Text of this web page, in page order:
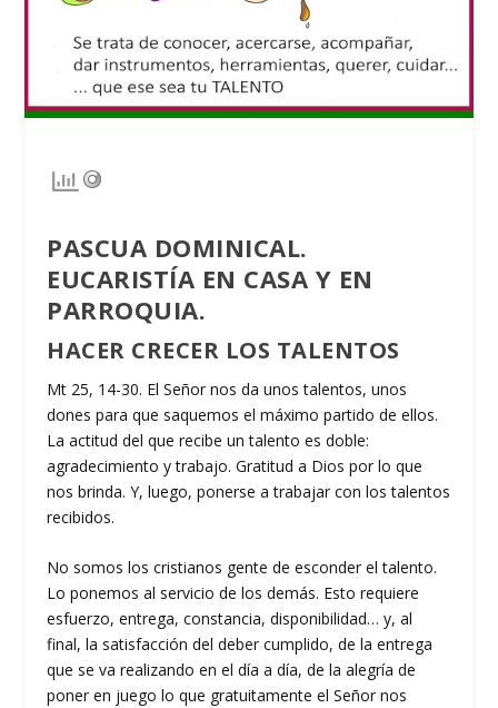
PASCUA DOMINICAL.
EUCARISTÍA EN CASA Y EN
PARROQUIA.
HACER CRECER LOS TALENTOS
Mt 25, 14-30. El Señor nos da unos talentos, unos
dones para que saquemos el máximo partido de ellos.
La actitud del que recibe un talento es doble:
agradecimiento y trabajo. Gratitud a Dios por lo que
nos brinda. Y, luego, ponerse a trabajar con los talentos
recibidos.
No somos los cristianos gente de esconder el talento.
Lo ponemos al servicio de los demás. Esto requiere
esfuerzo, entrega, constancia, disponibilidad… y, al
final, la satisfacción deldeber cumplido, de la entrega
que se va realizando en el día a día, de la alegría de
poner en juego lo que gratuitamente el Señor nos